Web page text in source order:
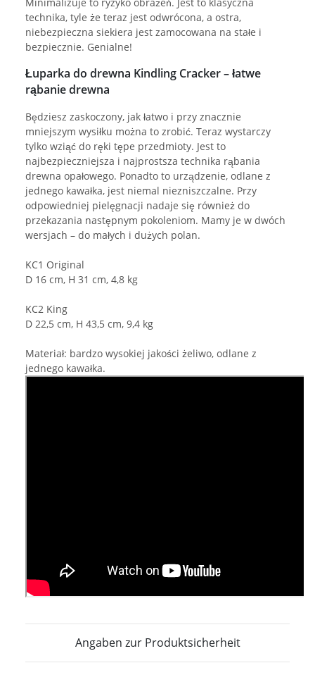
technika, tyle że teraz jest odwrócona, a ostra,
niebezpieczna siekiera jest zamocowana na stałe i
bezpiecznie. Genialne!
Łuparka do drewna Kindling Cracker – łatwe
rąbanie drewna
Będziesz zaskoczony, jak łatwo i przy znacznie
mniejszym wysiłku można to zrobić. Teraz wystarczy
tylko wziąć do ręki tępe przedmioty. Jest to
najbezpieczniejsza i najprostsza technika rąbania
drewna opałowego. Ponadto to urządzenie, odlane z
jednego kawałka, jest niemal niezniszczalne. Przy
odpowiedniej pielęgnacji nadaje się również do
przekazania następnym pokoleniom. Mamy je w dwóch
wersjach – do małych i dużych polan.
KC1 Original
D 16 cm, H 31 cm, 4,8 kg
KC2 King
D 22,5 cm, H 43,5 cm, 9,4 kg
Materiał: bardzo wysokiej jakości żeliwo, odlane z
jednego kawałka.
Angaben zur Produktsicherheit